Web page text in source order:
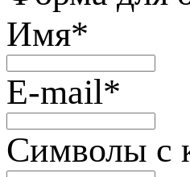
Имя*
E-mail*
Символы с